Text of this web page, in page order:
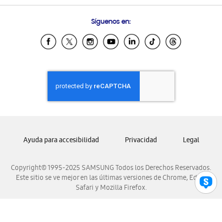
Samsung Ecuador
Samsung El Salvador
Samsung Honduras
Samsung Nicaragua
Samsung Panamá
Samsung Venezuela
Síguenos en:
Copyright© 1995-2025 SAMSUNG Todos los Derechos Reservados.
Este sitio se ve mejor en las últimas versiones de Chrome, Edge,
Safari y Mozilla Firefox.
Ayuda para accesibilidad Privacidad Legal